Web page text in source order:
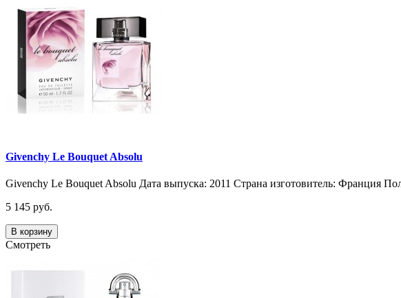
Givenchy Le Bouquet Absolu
Givenchy Le Bouquet Absolu Дата выпуска: 2011 Страна изготовитель: Франция
5 145 руб.
В корзину
Смотреть